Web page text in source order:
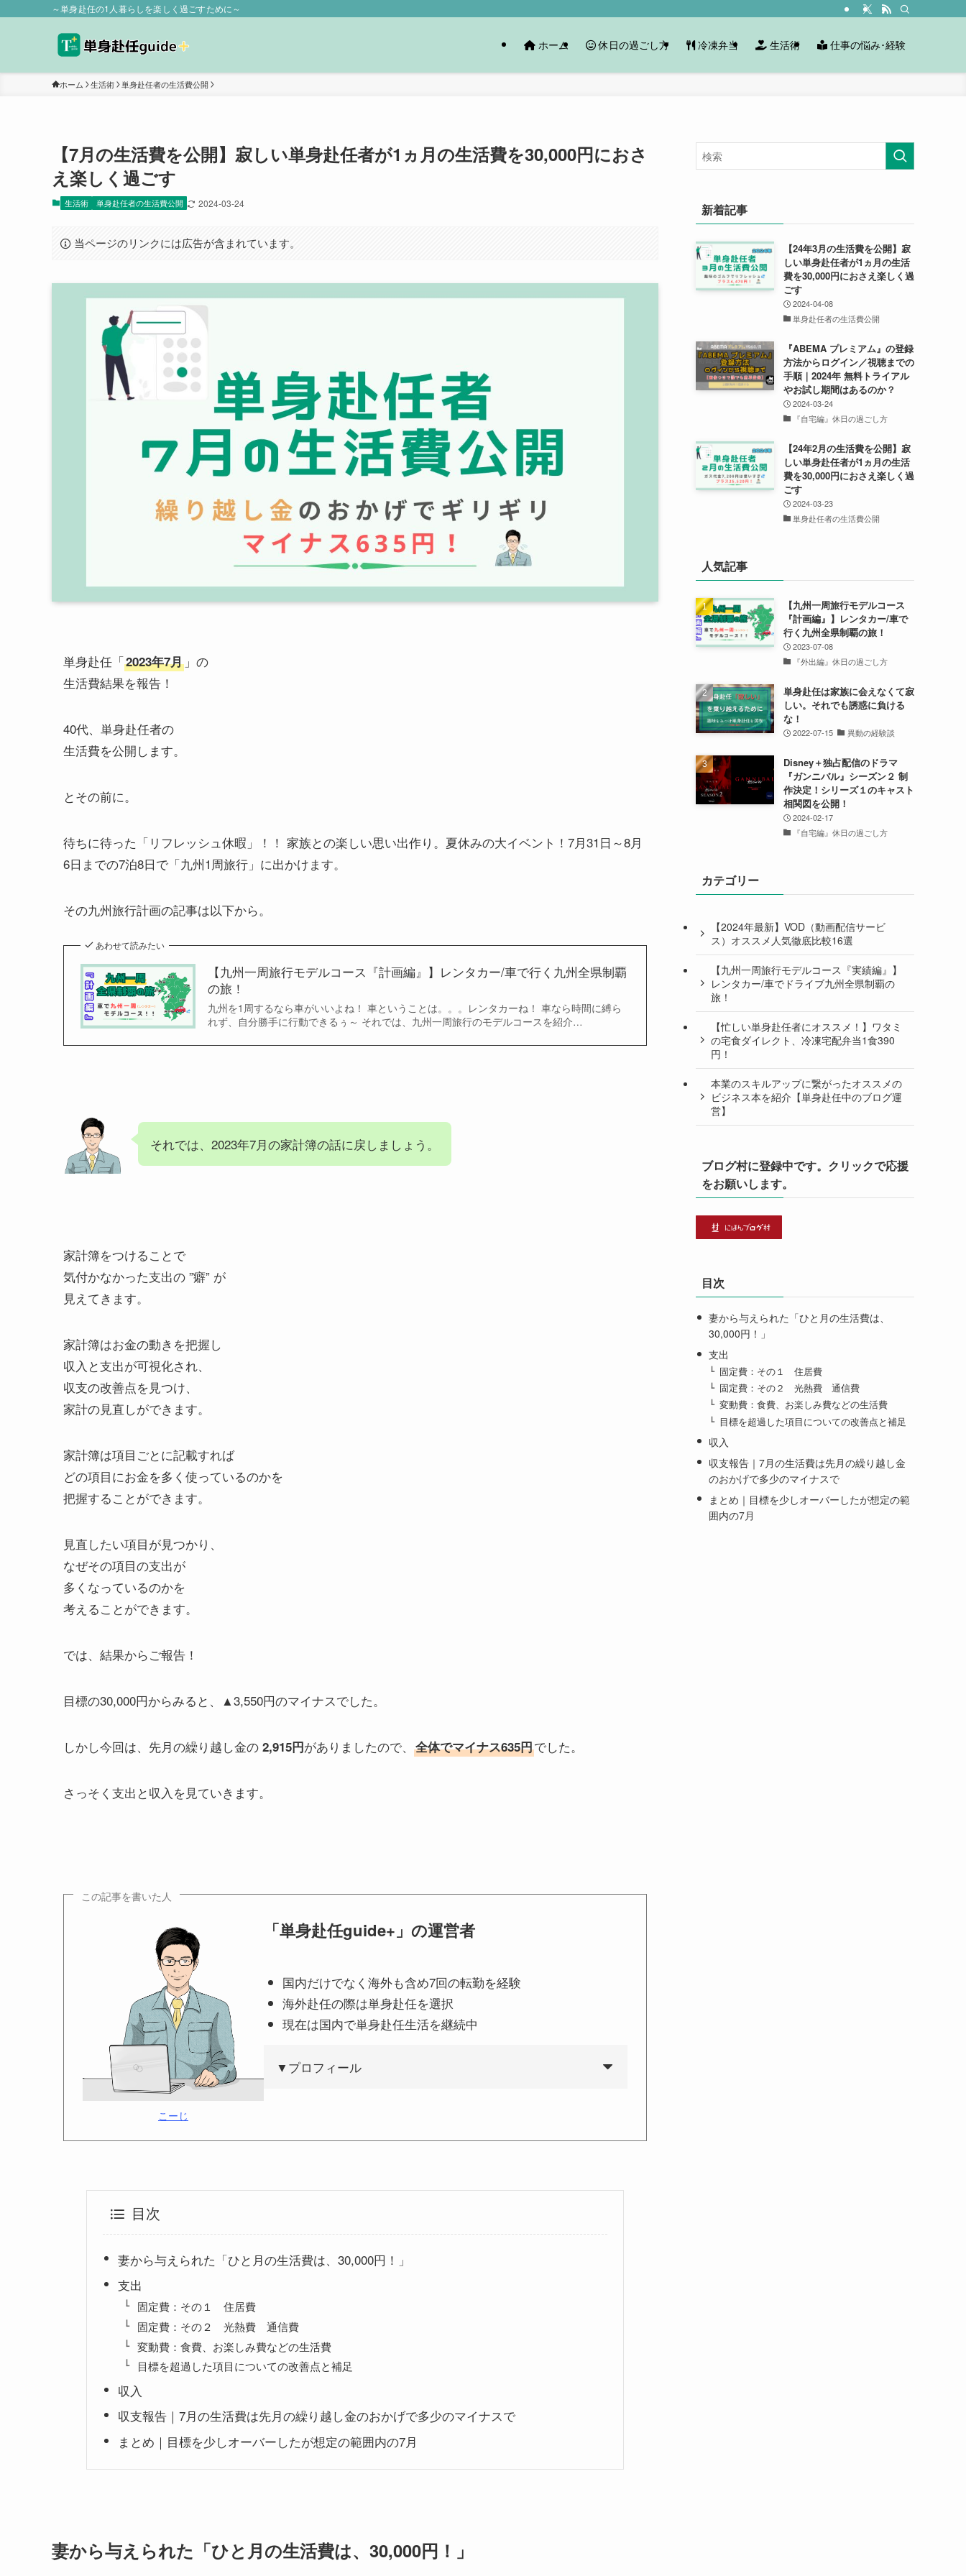
～単身赴任の1人暮らしを楽しく過ごすために～
ホーム 休日の過ごし方 冷凍弁当 生活術 仕事の悩み･経験
ホーム 生活術 単身赴任者の生活費公開
【7月の生活費を公開】寂しい単身赴任者が1ヵ月の生活費を30,000円におさ
え楽しく過ごす
生活術 単身赴任者の生活費公開 2024-03-24
当ページのリンクには広告が含まれています。
単身赴任「2023年7月 」の
生活費結果を報告！
40代、単身赴任者の
生活費を公開します。
とその前に。
待ちに待った「リフレッシュ休暇」！！ 家族との楽しい思い出作り。夏休みの大イベント！7月31日～8月
6日までの7泊8日で「九州1周旅行」に出かけます。
その九州旅行計画の記事は以下から。
あわせて読みたい
【九州一周旅行モデルコース『計画編』】レンタカー/車で行く九州全県制覇
の旅！
九州を1周するなら車がいいよね！ 車ということは。。。レンタカーね！ 車なら時間に縛ら
れず、自分勝手に行動できるぅ～ それでは、九州一周旅行のモデルコースを紹介…
それでは、2023年7月の家計簿の話に戻しましょう。
家計簿をつけることで
気付かなかった支出の ”癖” が
見えてきます。
家計簿はお金の動きを把握し
収入と支出が可視化され、
収支の改善点を見つけ、
家計の見直しができます。
家計簿は項目ごとに記載すれば
どの項目にお金を多く使っているのかを
把握することができます。
見直したい項目が見つかり、
なぜその項目の支出が
多くなっているのかを
考えることができます。
では、結果からご報告！
目標の30,000円からみると、▲3,550円のマイナスでした。
しかし今回は、先月の繰り越し金の 2,915円がありましたので、 全体でマイナス635円でした。
さっそく支出と収入を見ていきます。
この記事を書いた人
こーじ
「単身赴任guide+」の運営者
国内だけでなく海外も含め7回の転勤を経験
海外赴任の際は単身赴任を選択
現在は国内で単身赴任生活を継続中
▼プロフィール
目次
妻から与えられた「ひと月の生活費は、30,000円！」
支出
固定費：その１ 住居費
固定費：その２ 光熱費 通信費
変動費：食費、お楽しみ費などの生活費
目標を超過した項目についての改善点と補足
収入
収支報告｜7月の生活費は先月の繰り越し金のおかげで多少のマイナスで
まとめ｜目標を少しオーバーしたが想定の範囲内の7月
妻から与えられた「ひと月の生活費は、30,000円！」
新着記事
【24年3月の生活費を公開】寂
しい単身赴任者が1ヵ月の生活
費を30,000円におさえ楽しく過
ごす
2024-04-08
単身赴任者の生活費公開
『ABEMA プレミアム』の登録
方法からログイン／視聴までの
手順｜2024年 無料トライアル
やお試し期間はあるのか？
2024-03-24
『自宅編』休日の過ごし方
【24年2月の生活費を公開】寂
しい単身赴任者が1ヵ月の生活
費を30,000円におさえ楽しく過
ごす
2024-03-23
単身赴任者の生活費公開
人気記事
【九州一周旅行モデルコース
『計画編』】レンタカー/車で
行く九州全県制覇の旅！
2023-07-08
『外出編』休日の過ごし方
単身赴任は家族に会えなくて寂
しい。それでも誘惑に負ける
な！
2022-07-15 異動の経験談
Disney＋独占配信のドラマ
『ガンニバル』シーズン２ 制
作決定！シリーズ１のキャスト
相関図を公開！
2024-02-17
『自宅編』休日の過ごし方
カテゴリー
【2024年最新】VOD（動画配信サービ
ス）オススメ人気徹底比較16選
【九州一周旅行モデルコース『実績編』】
レンタカー/車でドライブ九州全県制覇の
旅！
【忙しい単身赴任者にオススメ！】ワタミ
の宅食ダイレクト、冷凍宅配弁当1食390
円！
本業のスキルアップに繋がったオススメの
ビジネス本を紹介【単身赴任中のブログ運
営】
ブログ村に登録中です。クリックで応援
をお願いします。
目次
妻から与えられた「ひと月の生活費は、
30,000円！」
支出
固定費：その１ 住居費
固定費：その２ 光熱費 通信費
変動費：食費、お楽しみ費などの生活費
目標を超過した項目についての改善点と補足
収入
収支報告｜7月の生活費は先月の繰り越し金
のおかげで多少のマイナスで
まとめ｜目標を少しオーバーしたが想定の範
囲内の7月